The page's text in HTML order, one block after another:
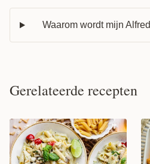
Waarom wordt mijn
Gerelateerde recepten